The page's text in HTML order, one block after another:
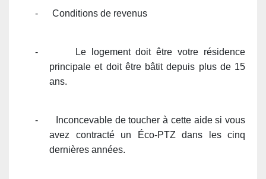
- Conditions de revenus
-
Le logement doit être votre résidence
principale et doit être bâtit depuis plus de 15
ans.
-
Inconcevable de toucher à cette aide si vous
avez contracté un Éco-PTZ dans les cinq
dernières années.